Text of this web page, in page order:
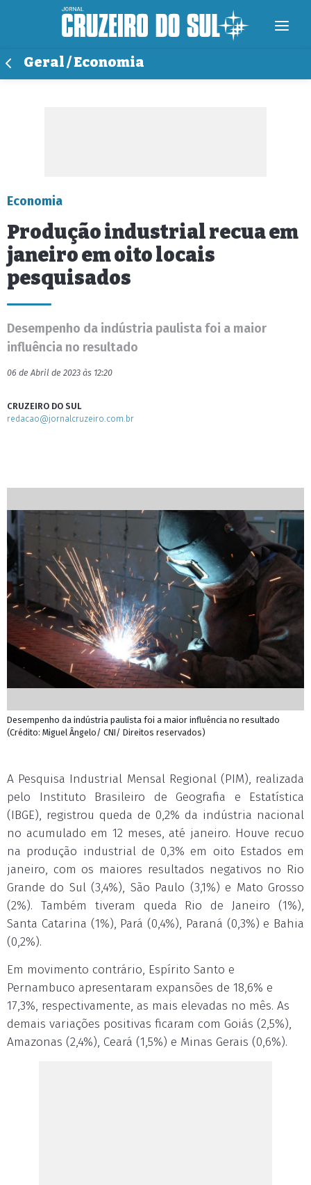
Geral / Economia
Economia
Produção industrial recua em
janeiro em oito locais
pesquisados
Desempenho da indústria paulista foi a maior
influência no resultado
06 de Abril de 2023 às 12:20
CRUZEIRO DO SUL
redacao@jornalcruzeiro.com.br
Desempenho da indústria paulista foi a maior influência no resultado
(Crédito: Miguel Ângelo/ CNI/ Direitos reservados)
A Pesquisa Industrial Mensal Regional (PIM), realizada
pelo Instituto Brasileiro de Geografia e Estatística
(IBGE), registrou queda de 0,2% da indústria nacional
no acumulado em 12 meses, até janeiro. Houve recuo
na produção industrial de 0,3% em oito Estados em
janeiro, com os maiores resultados negativos no Rio
Grande do Sul (3,4%), São Paulo (3,1%) e Mato Grosso
(2%). Também tiveram queda Rio de Janeiro (1%),
Santa Catarina (1%), Pará (0,4%), Paraná (0,3%) e Bahia
(0,2%).
Em movimento contrário, Espírito Santo e
Pernambuco apresentaram expansões de 18,6% e
17,3%, respectivamente, as mais elevadas no mês. As
demais variações positivas ficaram com Goiás (2,5%),
Amazonas (2,4%), Ceará (1,5%) e Minas Gerais (0,6%).